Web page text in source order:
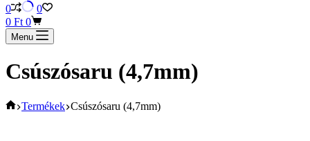
0
0
Shopping
cart
0 Ft 0
Menu
Csúszósaru (4,7mm)
KEZDŐOLDAL
Termékek Csúszósaru (4,7mm)